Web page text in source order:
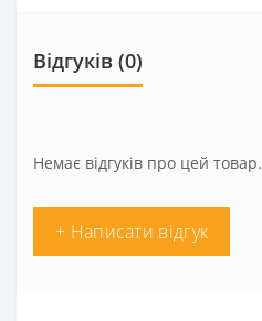
Відгуків (0)
Немає відгуків про цей товар.
+ Написати відгук